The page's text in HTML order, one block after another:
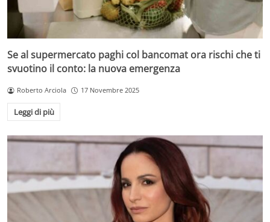
Se al supermercato paghi col bancomat ora rischi che ti
svuotino il conto: la nuova emergenza
Roberto Arciola 17 Novembre 2025
Leggi di più